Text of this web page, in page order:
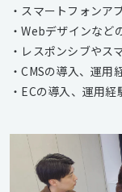
・スマートフォンア
・Webデザインなど
・レスポンシブやス
・CMSの導入、運用
・ECの導入、運用経